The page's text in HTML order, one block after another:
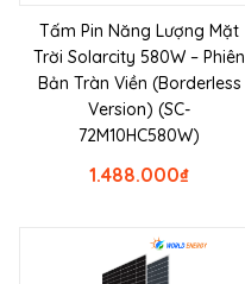
Tấm Pin Năng Lượng Mặt
Trời Solarcity 580W – Phiên
Bản Tràn Viền (Borderless
Version) (SC-
72M10HC580W)
₫
1.488.000